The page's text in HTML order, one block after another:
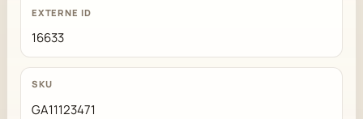
16633
GA11123471